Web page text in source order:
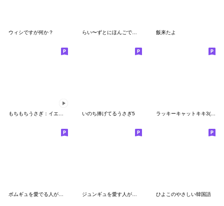
ウィシですが何か？ らい〜ずとにほんごであそぼ♪② 飯来たよ
いのち捧げてるうさぎ5 ラッキーキャットキキ3(韓国語＆日本語)
ひよこのやさしい韓国語